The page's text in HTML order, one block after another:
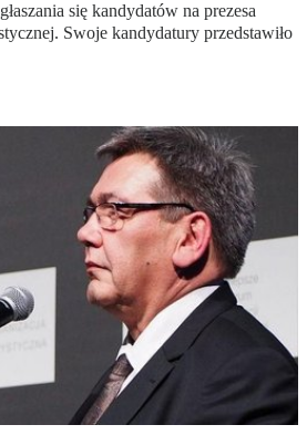
się kandydatów na prezesa
Swoje kandydatury przedstawiło